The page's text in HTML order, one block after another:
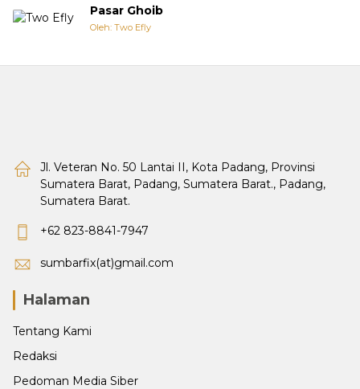
Pasar Ghoib
Oleh: Two Efly
Jl. Veteran No. 50 Lantai II, Kota Padang, Provinsi
Sumatera Barat, Padang, Sumatera Barat., Padang,
Sumatera Barat.
+62 823-8841-7947
sumbarfix(at)gmail.com
Halaman
Tentang Kami
Redaksi
Pedoman Media Siber